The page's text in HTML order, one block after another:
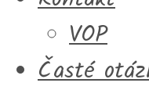
VOP
Časté